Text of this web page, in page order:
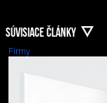
SÚVISIACE ČLÁNKY
Firmy